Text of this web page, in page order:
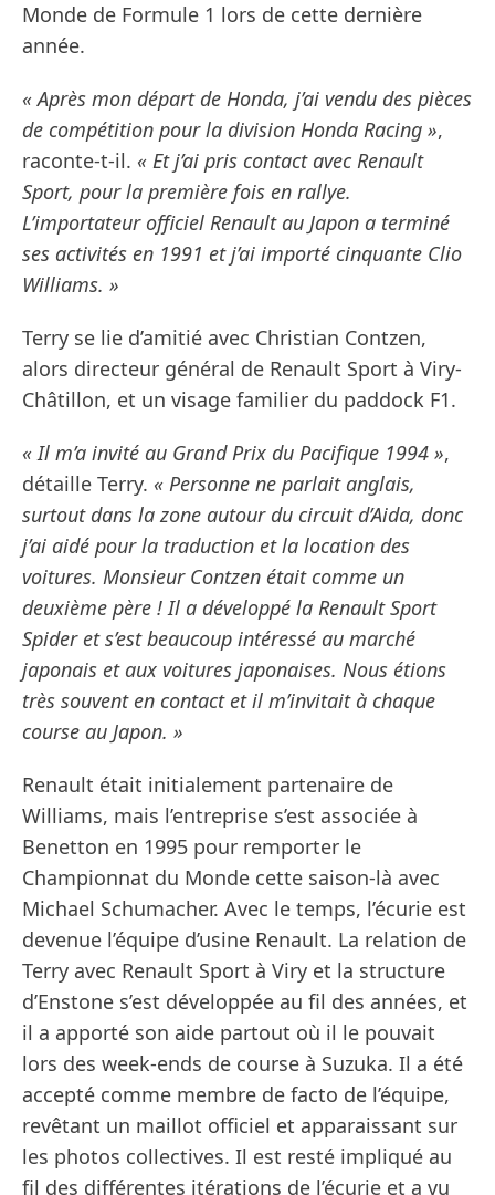
Monde de Formule 1 lors de cette dernière
année.
« Après mon départ de Honda, j’ai vendu des pièces
de compétition pour la division Honda Racing »,
raconte-t-il. « Et j’ai pris contact avec Renault
Sport, pour la première fois en rallye.
L’importateur officiel Renault au Japon a terminé
ses activités en 1991 et j’ai importé cinquante Clio
Williams. »
Terry se lie d’amitié avec Christian Contzen,
alors directeur général de Renault Sport à Viry-
Châtillon, et un visage familier du paddock F1.
« Il m’a invité au Grand Prix du Pacifique 1994 »,
détaille Terry. « Personne ne parlait anglais,
surtout dans la zone autour du circuit d’Aida, donc
j’ai aidé pour la traduction et la location des
voitures. Monsieur Contzen était comme un
deuxième père ! Il a développé la Renault Sport
Spider et s’est beaucoup intéressé au marché
japonais et aux voitures japonaises. Nous étions
très souvent en contact et il m’invitait à chaque
course au Japon. »
Renault était initialement partenaire de
Williams, mais l’entreprise s’est associée à
Benetton en 1995 pour remporter le
Championnat du Monde cette saison-là avec
Michael Schumacher. Avec le temps, l’écurie est
devenue l’équipe d’usine Renault. La relation de
Terry avec Renault Sport à Viry et la structure
d’Enstone s’est développée au fil des années, et
il a apporté son aide partout où il le pouvait
lors des week-ends de course à Suzuka. Il a été
accepté comme membre de facto de l’équipe,
revêtant un maillot officiel et apparaissant sur
les photos collectives. Il est resté impliqué au
fil des différentes itérations de l’écurie et a vu